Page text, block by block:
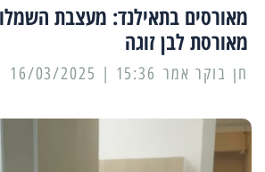
מאורסים בתאילנד: מעצבת
מאורסת לבן זוגה
15:36 | 16/03/2025